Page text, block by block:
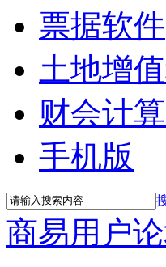
票据软件
土地增
财会计
手机版
商易用户